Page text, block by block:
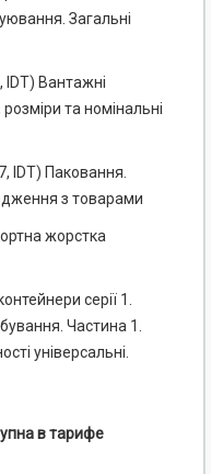
Загальні
Вантажні
та номінальні
IDT) Паковання.
з товарами
жорстка
серії 1.
Частина 1.
універсальні.
в тарифе